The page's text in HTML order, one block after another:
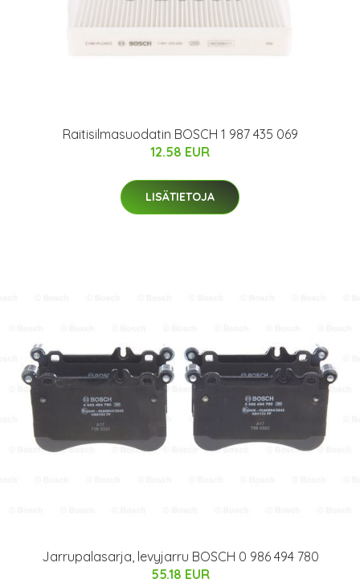
Raitisilmasuodatin BOSCH 1 987 435 069
12.58 EUR
LISÄTIETOJA
Jarrupalasarja, levyjarru BOSCH 0 986 494 780
55.18 EUR